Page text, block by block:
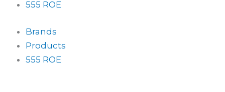
555 ROE
Brands
Products
555 ROE